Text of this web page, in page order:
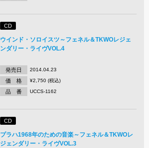
CD
ウインド・ソロイスツ～フェネル＆TKWOレジェ
ンダリー・ライヴVOL.4
発売日 2014.04.23
価 格 ¥2,750 (税込)
品 番 UCCS-1162
CD
プラハ1968年のための音楽～フェネル＆TKWOレ
ジェンダリー・ライヴVOL.3